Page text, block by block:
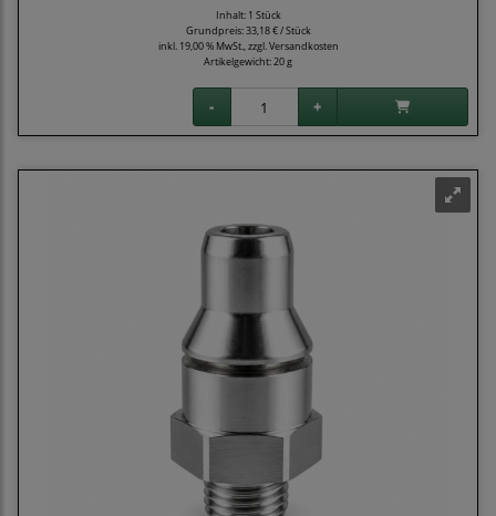
Inhalt: 1 Stück
Grundpreis:33,18 € / Stück
inkl. 19,00 % MwSt., zzgl.Versandkosten
Artikelgewicht: 20 g